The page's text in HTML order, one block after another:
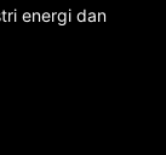
energi dan